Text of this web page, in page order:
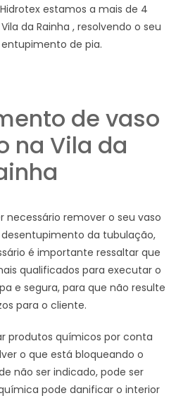
estamos a mais de 4
da Rainha , resolvendo o seu
de pia.
de vaso
na Vila da
necessário remover o seu vaso
da tubulação,
é importante ressaltar que
qualificados para executar o
e segura, para que não resulte
para o cliente.
produtos químicos por conta
o que está bloqueando o
não ser indicado, pode ser
pode danificar o interior